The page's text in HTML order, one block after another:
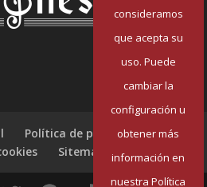
Política de privacidad
Sitemap
consideramos
que acepta su
uso. Puede
cambiar la
configuración u
obtener más
información en
nuestra Política